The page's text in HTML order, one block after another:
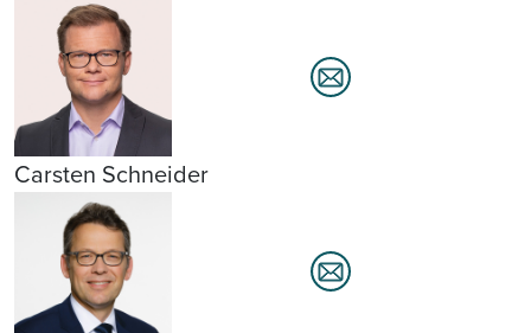
Carsten Schneider